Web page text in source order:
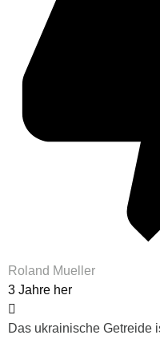
Roland Mueller
3 Jahre her
Das ukrainische Getreide